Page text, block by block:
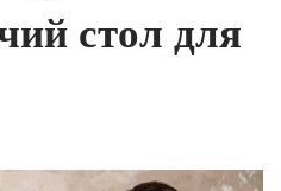
стол для